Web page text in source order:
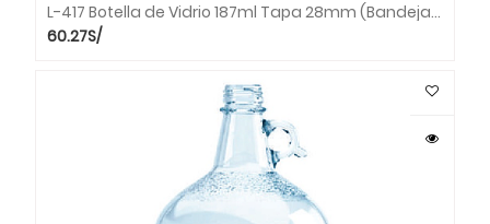
L-417 Botella de Vidrio 187ml Tapa 28mm (Bandeja x 70 unds.)
S/
60.27